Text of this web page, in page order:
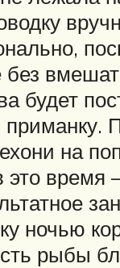
без
будет
приманку.
на
это время
ночью
рыбы